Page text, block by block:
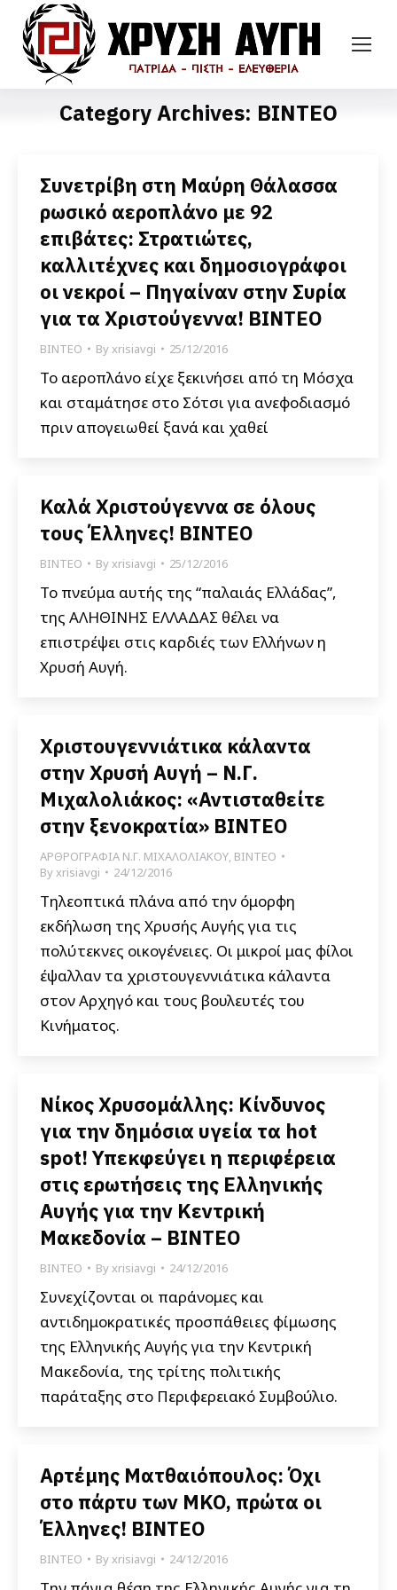
Category Archives: ΒΙΝΤΕΟ
Συνετρίβη στη Μαύρη Θάλασσα
ρωσικό αεροπλάνο με 92
επιβάτες: Στρατιώτες,
καλλιτέχνες και δημοσιογράφοι
οι νεκροί – Πηγαίναν στην Συρία
για τα Χριστούγεννα! ΒΙΝΤΕΟ
ΒΙΝΤΕΟ Byxrisiavgi 25/12/2016
Το αεροπλάνο είχε ξεκινήσει από τη Μόσχα
και σταμάτησε στο Σότσι για ανεφοδιασμό
πριν απογειωθεί ξανά και χαθεί
Καλά Χριστούγεννα σε όλους
τους Έλληνες! ΒΙΝΤΕΟ
ΒΙΝΤΕΟ Byxrisiavgi 25/12/2016
Το πνεύμα αυτής της “παλαιάς Ελλάδας”,
της ΑΛΗΘΙΝΗΣ ΕΛΛΑΔΑΣ θέλει να
επιστρέψει στις καρδιές των Ελλήνων η
Χρυσή Αυγή.
Χριστουγεννιάτικα κάλαντα
στην Χρυσή Αυγή – Ν.Γ.
Μιχαλολιάκος: «Αντισταθείτε
στην ξενοκρατία» ΒΙΝΤΕΟ
ΑΡΘΡΟΓΡΑΦΙΑ Ν.Γ. ΜΙΧΑΛΟΛΙΑΚΟΥ, ΒΙΝΤΕΟ
Byxrisiavgi 24/12/2016
Τηλεοπτικά πλάνα από την όμορφη
εκδήλωση της Χρυσής Αυγής για τις
πολύτεκνες οικογένειες. Οι μικροί μας φίλοι
έψαλλαν τα χριστουγεννιάτικα κάλαντα
στον Αρχηγό και τους βουλευτές του
Κινήματος.
Νίκος Χρυσομάλλης: Κίνδυνος
για την δημόσια υγεία τα hot
spot! Υπεκφεύγει η περιφέρεια
στις ερωτήσεις της Ελληνικής
Αυγής για την Κεντρική
Μακεδονία – ΒΙΝΤΕΟ
ΒΙΝΤΕΟ Byxrisiavgi 24/12/2016
Συνεχίζονται οι παράνομες και
αντιδημοκρατικές προσπάθειες φίμωσης
της Ελληνικής Αυγής για την Κεντρική
Μακεδονία, της τρίτης πολιτικής
παράταξης στο Περιφερειακό Συμβούλιο.
Αρτέμης Ματθαιόπουλος: Όχι
στο πάρτυ των ΜΚΟ, πρώτα οι
Έλληνες! BINTEO
ΒΙΝΤΕΟ Byxrisiavgi 24/12/2016